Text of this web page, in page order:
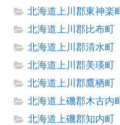
北海道上川郡東神楽町
北海道上川郡比布町
北海道上川郡清水町
北海道上川郡美瑛町
北海道上川郡鷹栖町
北海道上磯郡木古内町
北海道上磯郡知内町